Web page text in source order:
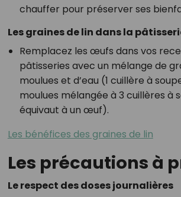
chauffer pour préserver ses
Les graines de lin dans la
Remplacez les œufs dans vos
pâtisseries avec un mélange de
moulues et d’eau (1 cuillère à
moulues mélangée à 3 cuillères à
équivaut à un œuf).
Les bénéfices des graines de lin
Les précautions à
Le respect des doses journalières